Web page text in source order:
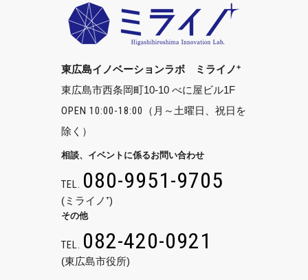
東広島イノベーションラボ ミライノ+
東広島市西条岡町10-10 べに屋ビル1F
OPEN 10:00-18:00
（月～土曜日、祝日を
除く）
相談、イベントに係るお問い合わせ
TEL. 080-9951-9705
(ミライノ⁺)
その他
TEL. 082-420-0921
(東広島市役所)